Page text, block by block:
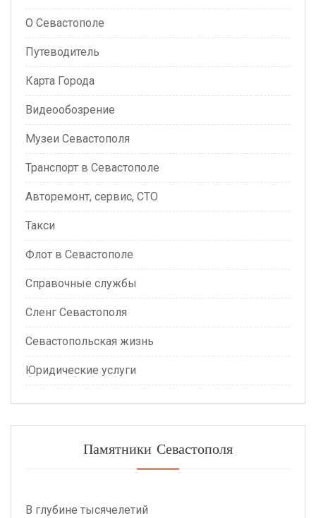
О Севастополе
Путеводитель
Карта Города
Видеообозрение
Музеи Севастополя
Транспорт в Севастополе
Авторемонт, сервис, СТО
Такси
Флот в Севастополе
Справочные службы
Сленг Севастополя
Севастопольская жизнь
Юридические услуги
Памятники Севастополя
В глубине тысячелетий